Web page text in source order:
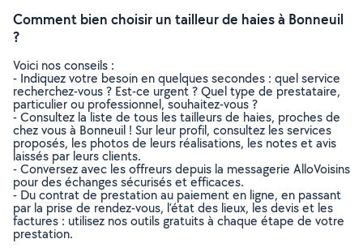
Comment bien choisir un tailleur de haies à Bonneuil
?
Voici nos conseils :
- Indiquez votre besoin en quelques secondes : quel service
recherchez-vous ? Est-ce urgent ? Quel type de prestataire,
particulier ou professionnel, souhaitez-vous ?
- Consultez la liste de tous les tailleurs de haies, proches de
chez vous à Bonneuil ! Sur leur profil, consultez les services
proposés, les photos de leurs réalisations, les notes et avis
laissés par leurs clients.
- Conversez avec les offreurs depuis la messagerie AlloVoisins
pour des échanges sécurisés et efficaces.
- Du contrat de prestation au paiement en ligne, en passant
par la prise de rendez-vous, l’état des lieux, les devis et les
factures : utilisez nos outils gratuits à chaque étape de votre
prestation.